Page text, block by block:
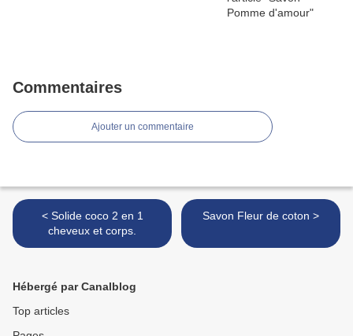
Commentaires
Ajouter un commentaire
< Solide coco 2 en 1
cheveux et corps.
Savon Fleur de coton >
Hébergé par Canalblog
Top articles